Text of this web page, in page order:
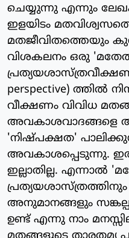
ചെയ്യുന്നു എന്നും
ഇളയിടം
മതജീവിതത്തെയും
വിശകലനം ഒരു
പ്രത്യയശാസ്ത്രവീക്ഷണ
perspective) ത്തില്‍
വീക്ഷണം വിവിധ
അവകാശവാദങ്ങളെ
'നിഷ്പക്ഷത'
അവകാശപ്പെടുന്നു.
ഇല്ലാതില്ല. എന്നാല്‍
അനുമാനങ്ങളും
ഉണ്ട് എന്നു നാം